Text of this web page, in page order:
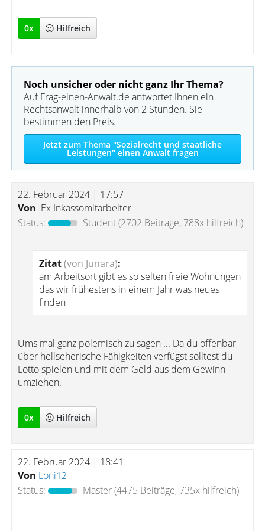
0x Hilfreich
Noch unsicher oder nicht ganz Ihr Thema?
Auf Frag-einen-Anwalt.de antwortet Ihnen ein
Rechtsanwalt innerhalb von 2 Stunden. Sie
bestimmen den Preis.
Jetzt zum Thema "Sozialrecht und staatliche
Leistungen" einen Anwalt fragen
22. Februar 2024 | 17:57
Von Ex Inkassomitarbeiter
Status:
Student(2702 Beiträge, 788x hilfreich)
Zitat(von Junara):
am Arbeitsort gibt es so selten freie Wohnungen
das wir frühestens in einem Jahr was neues
finden
Ums mal ganz polemisch zu sagen ... Da du offenbar
über hellseherische Fähigkeiten verfügst solltest du
Lotto spielen und mit dem Geld aus dem Gewinn
umziehen.
0x Hilfreich
22. Februar 2024 | 18:41
Von Loni12
Status:
Master(4475 Beiträge, 735x hilfreich)